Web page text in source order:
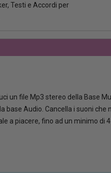
Testi e Accordi per
un file Mp3 stereo della Base
Audio. Cancella i suoni che
a piacere, fino ad un minimo di